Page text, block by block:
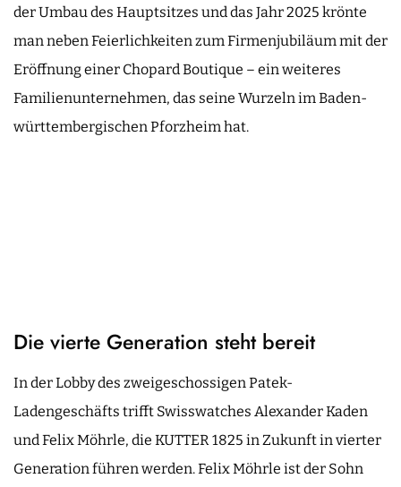
der Umbau des Hauptsitzes und das Jahr 2025 krönte
man neben Feierlichkeiten zum Firmenjubiläum mit der
Eröffnung einer Chopard Boutique – ein weiteres
Familienunternehmen, das seine Wurzeln im Baden-
württembergischen Pforzheim hat.
Die vierte Generation steht bereit
In der Lobby des zweigeschossigen Patek-
Ladengeschäfts trifft Swisswatches Alexander Kaden
und Felix Möhrle, die KUTTER 1825 in Zukunft in vierter
Generation führen werden. Felix Möhrle ist der Sohn